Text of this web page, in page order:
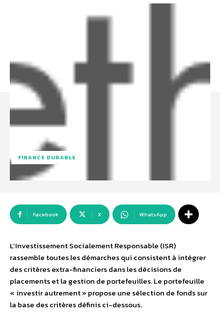
FINANCE DURABLE
Facebook X WhatsApp
L’Investissement Socialement Responsable (ISR)
rassemble toutes les démarches qui consistent à intégrer
des critères extra-financiers dans les décisions de
placements et la gestion de portefeuilles. Le portefeuille
« investir autrement » propose une sélection de fonds sur
la base des critères définis ci-dessous.